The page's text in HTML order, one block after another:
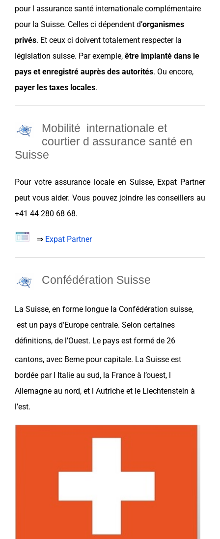
pour l assurance santé internationale complémentaire
pour la Suisse. Celles ci dépendent d’organismes
privés. Et ceux ci doivent totalement respecter la
législation suisse. Par exemple, être implanté dans le
pays et enregistré auprès des autorités. Ou encore,
payer les taxes locales.
Mobilité internationale et
courtier d assurance santé en
Suisse
Pour votreassurance locale en Suisse, Expat Partner
peut vous aider. Vous pouvez joindre les conseillers au
+41 44 280 68 68.
⇒ Expat Partner
Confédération Suisse
La Suisse, en forme longue la Confédération suisse,
est un pays d’Europe centrale. Selon certaines
définitions, de l’Ouest. Le pays est formé de 26
cantons, avec Berne pour capitale. La Suisse est
bordée par l Italie au sud, la France à l’ouest, l
Allemagne au nord, et l Autriche et le Liechtenstein à
l’est.